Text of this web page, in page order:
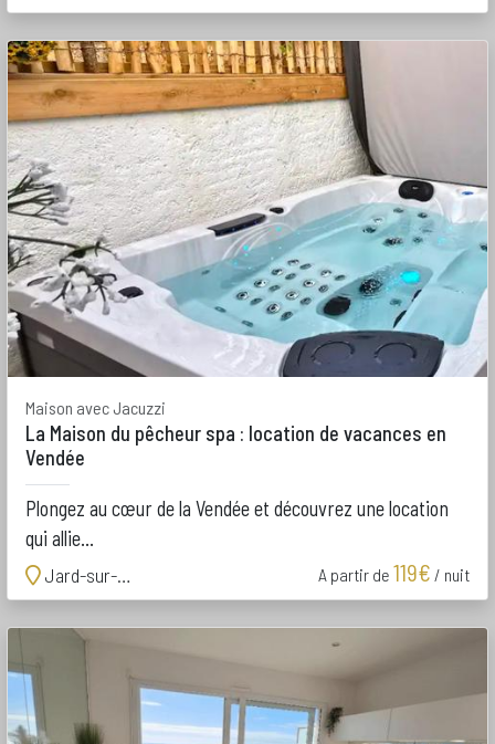
Maison avec Jacuzzi
La Maison du pêcheur spa : location de vacances en
Vendée
Plongez au cœur de la Vendée et découvrez une location
qui allie...
Jard-sur-Mer
A partir de 119€ / nuit